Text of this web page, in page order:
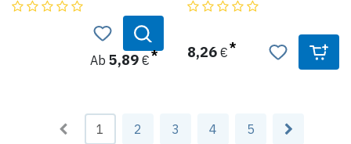
abreißbar.
Ab 5,89€
aus elastischem, hautfarbenen
Kautschuk-Kleber mit hoher
Klebkraft für hohe
mechanische Beanspruchung
Abmessung: 4 x 7 cm
Packung: 50 Stück
8,26€
1 2 3 4 5